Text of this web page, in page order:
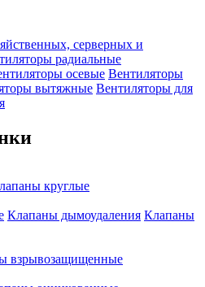
серверных и
радиальные
осевые Вентиляторы
вытяжные Вентиляторы для
круглые
Клапаны дымоудаления Клапаны
взрывозащищенные